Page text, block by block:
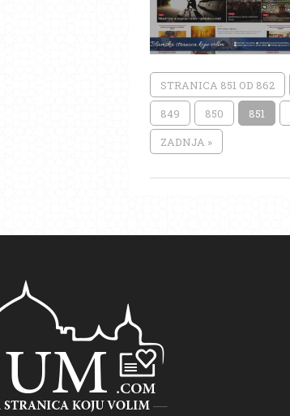
STRANICA 851 OD 862
849 850 851
ZADNJA »